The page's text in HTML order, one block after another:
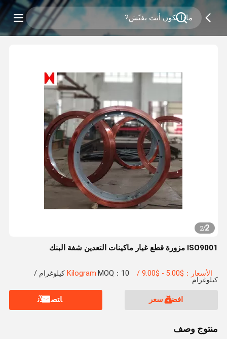
2
/
2
ISO9001 مزورة قطع غيار ماكينات التعدين شفة البنك
الأسعار：$5.00 - $9.00 / Kilogram MOQ：10 كيلوغرام /
كيلوغرام
افضل سعر ﺎﺘﺼﻟ ﺍﻶﻧ
منتوج وصف